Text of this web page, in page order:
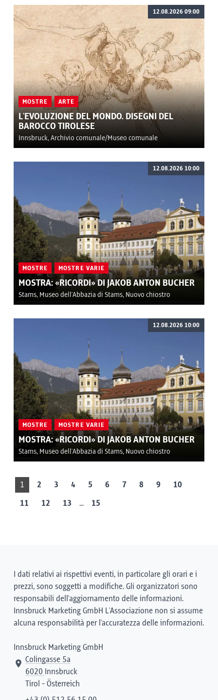
MOSTRE ARTE
L'EVOLUZIONE DEL MONDO. DISEGNI DEL
BAROCCO TIROLESE
Innsbruck, Archivio comunale/Museo comunale
12.08.2026 09:00
MOSTRE MOSTRE VARIE
MOSTRA: «RICORDI» DI JAKOB ANTON BUCHER
Stams, Museo dell'Abbazia di Stams, Nuovo chiostro
12.08.2026 10:00
MOSTRE MOSTRE VARIE
MOSTRA: «RICORDI» DI JAKOB ANTON BUCHER
Stams, Museo dell'Abbazia di Stams, Nuovo chiostro
12.08.2026 10:00
1 2 3 4 5 6 7 8 9 10
11 12 13 ... 15
I dati relativi ai rispettivi eventi, in particolare gli orari e i
prezzi, sono soggetti a modifiche. Gli organizzatori sono
responsabili dell'aggiornamento delle informazioni.
Innsbruck Marketing GmbH L'Associazione non si assume
alcuna responsabilità per l'accuratezza delle informazioni.
Innsbruck Marketing GmbH
Colingasse 5a
6020 Innsbruck
Tirol - Österreich